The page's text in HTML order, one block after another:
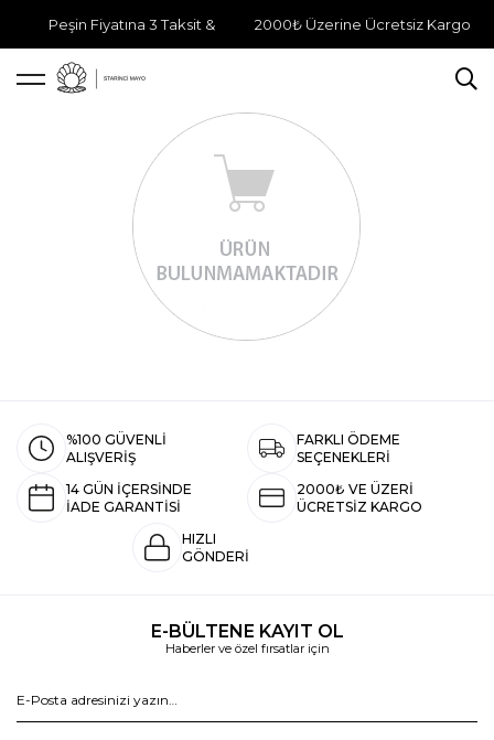
Peşin Fiyatına 3 Taksit & 2000₺ Üzerine Ücretsiz Kargo
%100 GÜVENLİ
ALIŞVERİŞ
FARKLI ÖDEME
SEÇENEKLERİ
14 GÜN İÇERSİNDE
İADE GARANTİSİ
2000₺ VE ÜZERİ
ÜCRETSİZ KARGO
HIZLI
GÖNDERİ
E-BÜLTENE KAYIT OL
Haberler ve özel fırsatlar için